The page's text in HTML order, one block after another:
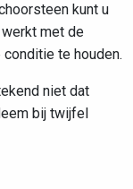
kunt u
werkt met de
te houden.
niet dat
bij twijfel